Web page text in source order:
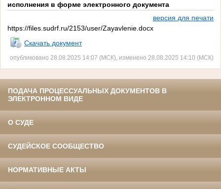
исполнения в форме электронного документа
версия для печати
https://files.sudrf.ru/2153/user/Zayavlenie.docx
Скачать документ
опубликовано 28.08.2025 14:07 (МСК), изменено 28.08.2025 14:10 (МСК)
ПОДАЧА ПРОЦЕССУАЛЬНЫХ ДОКУМЕНТОВ В
ЭЛЕКТРОННОМ ВИДЕ
О СУДЕ
СУДЕЙСКОЕ СООБЩЕСТВО
НОРМАТИВНЫЕ АКТЫ